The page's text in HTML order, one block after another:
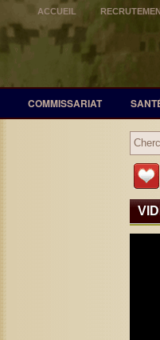
ACCUEIL
COMMISSARIAT